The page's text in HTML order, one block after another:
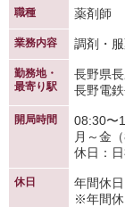
職種 薬剤師
業務内容 調剤・
勤務地・
最寄り駅
長野県
長野電
開局時間
08:30〜
月～金
休日：
休日
年間休
※年間休